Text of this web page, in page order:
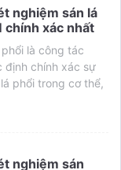
nghiệm sán lá
chính xác nhất
là công tác
định chính xác sự
phổi trong cơ thể,
nghiệm sán